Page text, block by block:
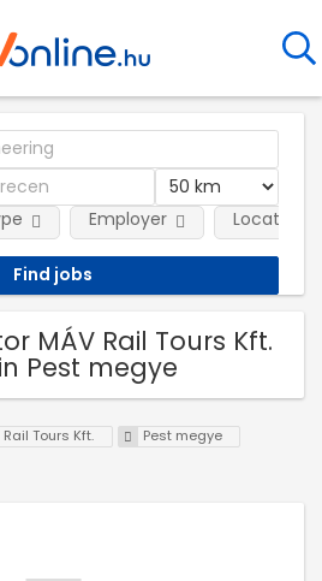
Employer Location
MÁV Rail Tours Kft.
Pest megye
Rail Tours Kft.
Pest megye